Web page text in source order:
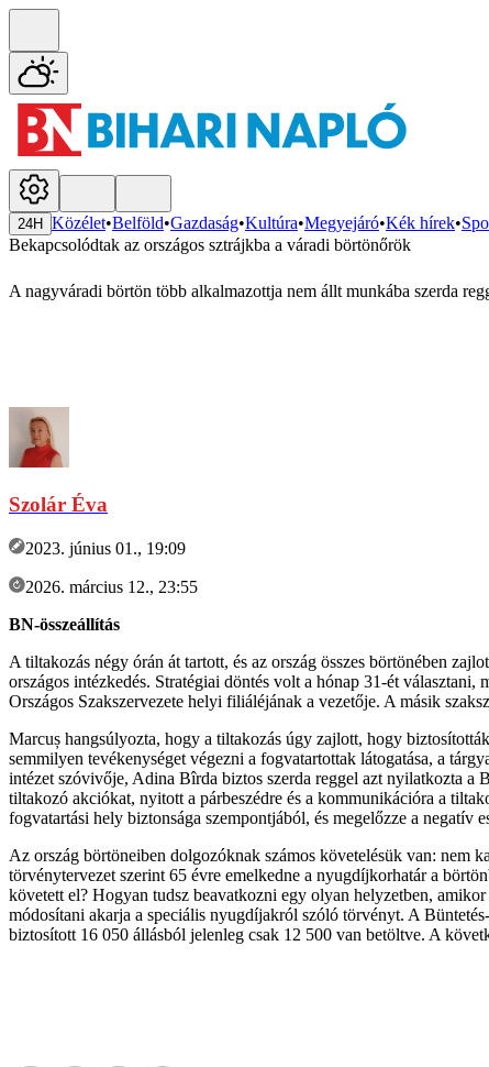
24H Közélet•Belföld•Gazdaság•Kultúra•Megyejáró•Kék hírek•
Bekapcsolódtak az országos sztrájkba a váradi börtönőrök
A nagyváradi börtön több alkalmazottja nem állt munkába szerda
Szolár Éva
2023. június 01., 19:09
2026. március 12., 23:55
BN-összeállítás
A tiltakozás négy órán át tartott, és az ország összes börtönében
országos intézkedés. Stratégiai döntés volt a hónap 31-ét
Országos Szakszervezete helyi filiáléjának a vezetője. A másik
Marcuș hangsúlyozta, hogy a tiltakozás úgy zajlott, hogy
semmilyen tevékenységet végezni a fogvatartottak látogatása, a
intézet szóvivője, Adina Bîrda biztos szerda reggel azt nyilatkozta a
tiltakozó akciókat, nyitott a párbeszédre és a kommunikációra a
fogvatartási hely biztonsága szempontjából, és megelőzze a negatív
Az ország börtöneiben dolgozóknak számos követelésük van: nem
törvénytervezet szerint 65 évre emelkedne a nyugdíjkorhatár a
követett el? Hogyan tudsz beavatkozni egy olyan helyzetben,
módosítani akarja a speciális nyugdíjakról szóló törvényt. A
biztosított 16 050 állásból jelenleg csak 12 500 van betöltve. A